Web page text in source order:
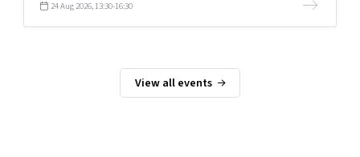
24 Aug 2026, 13:30-16:30
View all events